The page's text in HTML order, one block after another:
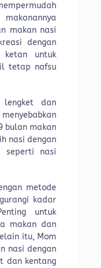
makan nasi
dengan
untuk
tetap nafsu
dan
bulan makan
nasi dengan
seperti nasi
metode
kadar
untuk
makan dan
itu, Mom
nasi dengan
dan kentang